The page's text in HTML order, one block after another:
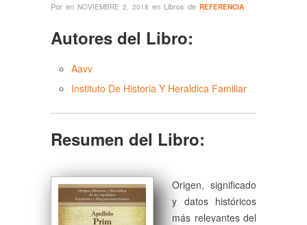
Por en NOVIEMBRE 2, 2018 en Libros de REFERENCIA
Autores del Libro:
Aavv
Instituto De Historia Y Heraldica Familiar
Resumen del Libro:
Origen, significado
y datos históricos
más relevantes del